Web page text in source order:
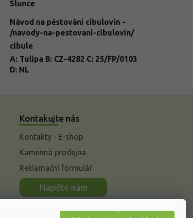
Slunce
Návod na pěstování cibulovin -
/navody-na-pestovani-cibulovin/
cibule
A: Tulipa B: CZ-4282 C: 25/FP/0103
D: NL
Kontakujte nás
Kontakty - E-shop
Kamenná prodejna
Reklamační formulář
Napište nám